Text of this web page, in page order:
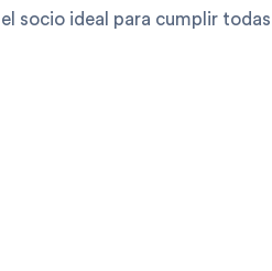
socio ideal para cumplir